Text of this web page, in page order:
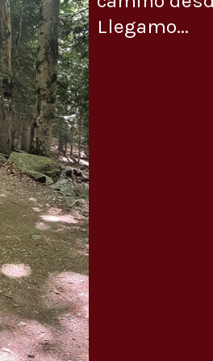
Llegamo...